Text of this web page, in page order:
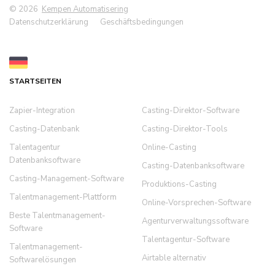
© 2026 Kempen Automatisering
Datenschutzerklärung
Geschäftsbedingungen
STARTSEITEN
Zapier-Integration
Casting-Datenbank
Talentagentur
Datenbanksoftware
Casting-Management-Software
Talentmanagement-Plattform
Beste Talentmanagement-
Software
Talentmanagement-
Softwarelösungen
Casting-Direktor-Software
Casting-Direktor-Tools
Online-Casting
Casting-Datenbanksoftware
Produktions-Casting
Online-Vorsprechen-Software
Agenturverwaltungssoftware
Talentagentur-Software
Airtable alternativ